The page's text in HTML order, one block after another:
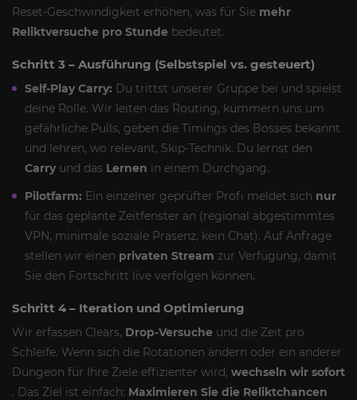
Reset-Geschwindigkeit erhöhen, was für Sie mehr
Reliktversuche pro Stunde bedeutet.
Schritt 3 – Ausführung (Selbstspiel vs. gesteuert)
Self-Play Carry: Du trittst unserer Gruppe bei und spielst
deine Rolle. Wir leiten das Routing, kümmern uns um
gefährliche Pulls, geben die Timings des Bosses bekannt
und lehren, wo relevant, Skip-Technik. Du lernst den
Carryund das Lernen in einem Durchgang.
Pilotfarm: Ein einzelner geprüfter Profi meldet sich nur
für das geplante Zeitfenster an (regional abgestimmtes
VPN, minimale soziale Präsenz, kein Chat). Auf Anfrage
stellen wir einen privaten Stream zur Verfügung, damit
Sie den Fortschritt live verfolgen können.
Schritt 4 – Iteration und Optimierung
Wir erfassen Clears, Drop-Versuche und die Zeit pro
Schleife. Wenn sich die Rotationen ändern oder ein anderer
Dungeon für Ihre Ziele effizienter wird, wechseln wir sofort
. Das Ziel ist einfach: Maximieren Sie die Reliktchancen